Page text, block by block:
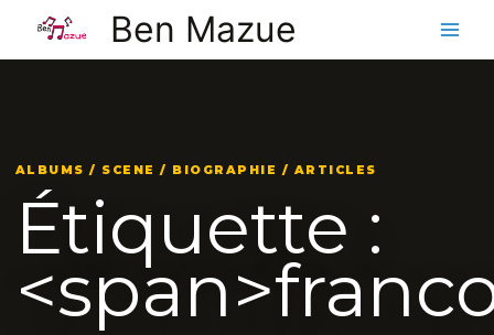
contenu
Ben Mazue
ALBUMS / SCENE / BIOGRAPHIE / ARTICLES
Étiquette :